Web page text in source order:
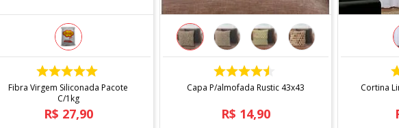
COMPRAR
Fibra Virgem Siliconada Pacote
C/1kg
R$ 27,90
COMPRAR
Capa P/almofada Rustic 43x43
R$ 14,90
Cortina